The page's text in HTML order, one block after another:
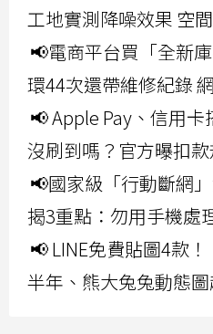
工地實測降噪效果 空
📢電商平台買「全新
環44次還帶維修紀錄
📢 Apple Pay、信用
沒刷到嗎？官方曝扣
📢國家級「行動斷網
揭3重點：勿用手機處
📢 LINE免費貼圖4款
半年、熊大兔兔動態圖